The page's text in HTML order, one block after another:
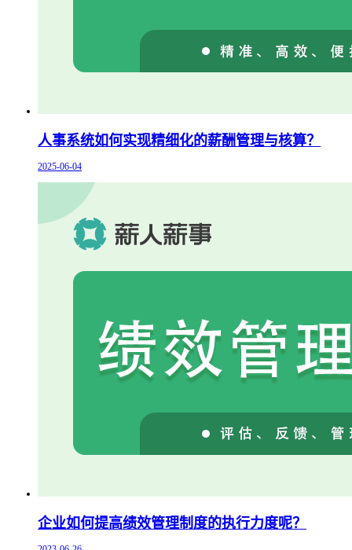
人事系统如何实现精细化的薪酬管理与核算？
2025-06-04
企业如何提高绩效管理制度的执行力度呢？